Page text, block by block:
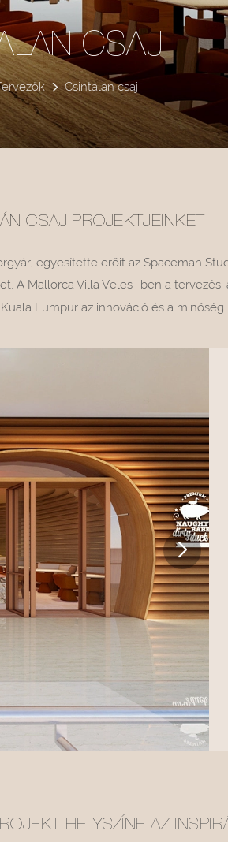
CSAJ
Csintalan csaj
CSAJ PROJEKTJEINKET
egyesítette erőit az Spaceman
A Mallorca Villa Veles -ben a
Lumpur az innováció és a minőség
HELYSZÍNE AZ